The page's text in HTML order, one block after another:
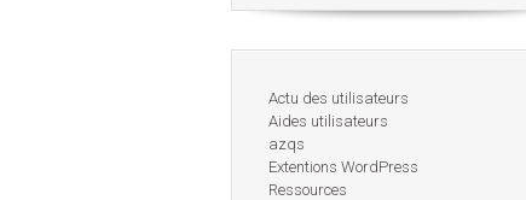
Actu des utilisateurs
Aides utilisateurs
azqs
Extentions WordPress
Ressources